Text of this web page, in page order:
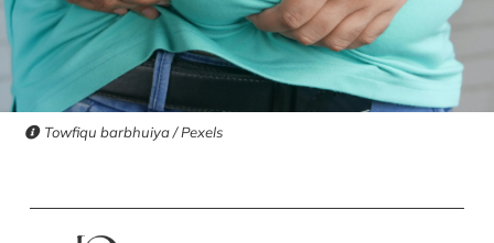
Towfiqu barbhuiya / Pexels